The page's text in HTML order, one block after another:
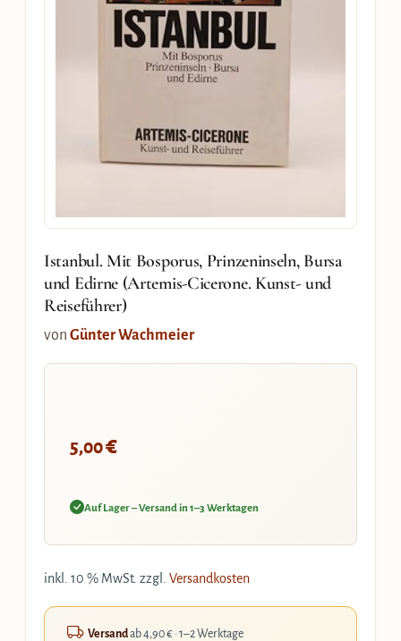
Istanbul. Mit Bosporus, Prinzeninseln, Bursa
und Edirne (Artemis-Cicerone. Kunst- und
Reiseführer)
von Günter Wachmeier
5,00€
Auf Lager – Versand in 1–3 Werktagen
inkl. 10 % MwSt. zzgl. Versandkosten
Versandab 4,90 € · 1–2 Werktage